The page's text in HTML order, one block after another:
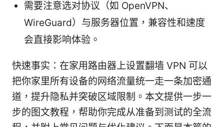
需要注意选对协议（如 OpenVPN、
WireGuard）与服务器位置，兼容性和速度
会直接影响体验。
快速事实：在家用路由器上设置翻墙 VPN 可以
把你家里所有设备的网络流量统一走一条加密通
道，提升隐私并突破区域限制。本文提供一步一
步的图文教程，帮助你完成从准备到测试的全流